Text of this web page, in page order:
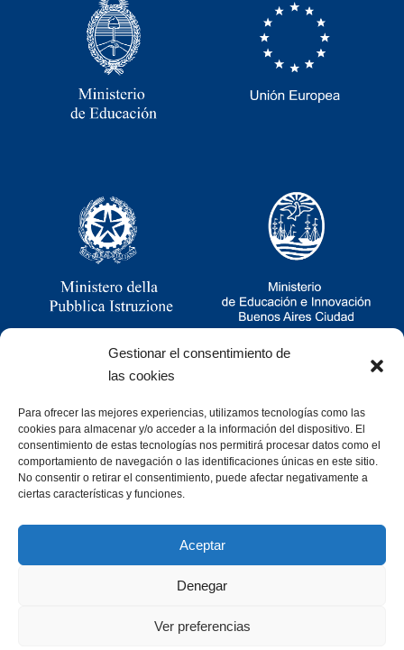
Gestionar el consentimiento de
las cookies
Para ofrecer las mejores experiencias, utilizamos tecnologías como las
cookies para almacenar y/o acceder a la información del dispositivo. El
consentimiento de estas tecnologías nos permitirá procesar datos como el
comportamiento de navegación o las identificaciones únicas en este sitio.
No consentir o retirar el consentimiento, puede afectar negativamente a
ciertas características y funciones.
Aceptar
Denegar
Ver preferencias
Ramsay 2251, CABA, Argentina
011 4781-0060
consultas@cristoforocolombo.org.ar